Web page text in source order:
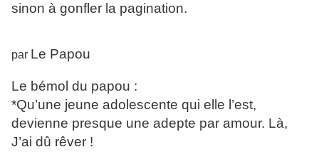
sinon à gonfler la pagination.
par Le Papou
Le bémol du papou :
*Qu’une jeune adolescente qui elle l’est,
devienne presque une adepte par amour. Là,
J’ai dû rêver !